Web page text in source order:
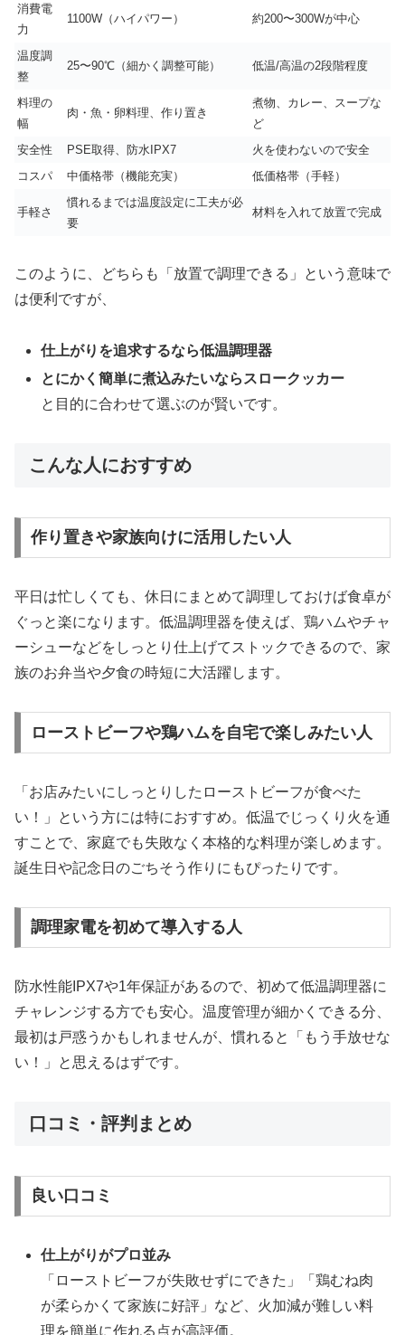
消費電
力
1100W（ハイパワー） 約200〜300Wが中心
温度調
整
25〜90℃（細かく調整可能） 低温/高温の2段階程度
料理の
幅
肉・魚・卵料理、作り置き
煮物、カレー、スープな
ど
安全性
PSE取得、防水IPX7
火を使わないので安全
コスパ
中価格帯（機能充実） 低価格帯（手軽）
手軽さ
慣れるまでは温度設定に工夫が必
要
材料を入れて放置で完成
このように、どちらも「放置で調理できる」という意味で
は便利ですが、
仕上がりを追求するなら低温調理器
とにかく簡単に煮込みたいならスロークッカー
と目的に合わせて選ぶのが賢いです。
こんな人におすすめ
作り置きや家族向けに活用したい人
平日は忙しくても、休日にまとめて調理しておけば食卓が
ぐっと楽になります。低温調理器を使えば、鶏ハムやチャ
ーシューなどをしっとり仕上げてストックできるので、家
族のお弁当や夕食の時短に大活躍します。
ローストビーフや鶏ハムを自宅で楽しみたい人
「お店みたいにしっとりしたローストビーフが食べた
い！」という方には特におすすめ。低温でじっくり火を通
すことで、家庭でも失敗なく本格的な料理が楽しめます。
誕生日や記念日のごちそう作りにもぴったりです。
調理家電を初めて導入する人
防水性能IPX7や1年保証があるので、初めて低温調理器に
チャレンジする方でも安心。温度管理が細かくできる分、
最初は戸惑うかもしれませんが、慣れると「もう手放せな
い！」と思えるはずです。
口コミ・評判まとめ
良い口コミ
仕上がりがプロ並み
「ローストビーフが失敗せずにできた」「鶏むね肉
が柔らかくて家族に好評」など、火加減が難しい料
理を簡単に作れる点が高評価。